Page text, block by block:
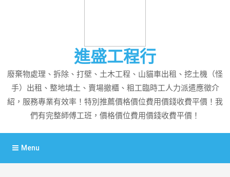
進盛工程行
廢棄物處理、拆除、打壁、土木工程、山貓車出租、挖土機（怪
手）出租、整地填土、賣場撤櫃、粗工臨時工人力派遣應徵介
紹，服務專業有效率！特別推薦價格價位費用價錢收費平價！我
們有完整師傅工班，價格價位費用價錢收費平價！
Menu